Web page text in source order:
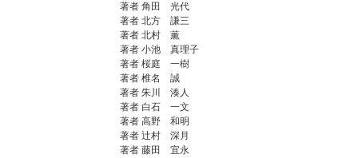
著者 角田 光代
著者 北方 謙三
著者 北村 薫
著者 小池 真理子
著者 桜庭 一樹
著者 椎名 誠
著者 朱川 湊人
著者 白石 一文
著者 高野 和明
著者 辻村 深月
著者 藤田 宜永